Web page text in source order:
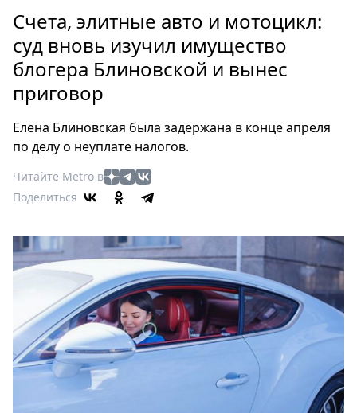
Россия
Мир
Здоровье
Еда
Туризм
Мода
Театр
Кино
Афиша
Выставки
релизы
О
Metro
Стримы
Спецпроекты
Звезды
Счета, элитные авто и мотоцикл:
суд вновь изучил имущество
блогера Блиновской и вынес
приговор
Елена Блиновская была задержана в конце апреля
по делу о неуплате налогов.
Читайте Metro в
Поделиться